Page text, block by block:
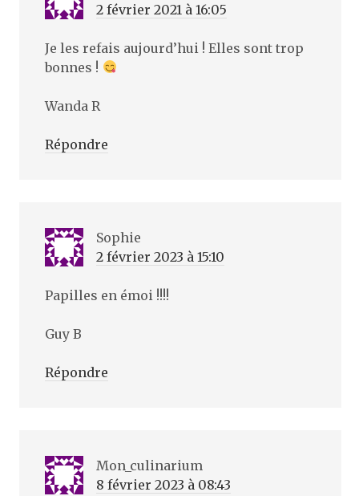
2 février 2021 à 16:05
Je les refais aujourd’hui ! Elles sont trop
bonnes !
Wanda R
Répondre
Sophie
2 février 2023 à 15:10
Papilles en émoi !!!!
Guy B
Répondre
Mon_culinarium
8 février 2023 à 08:43